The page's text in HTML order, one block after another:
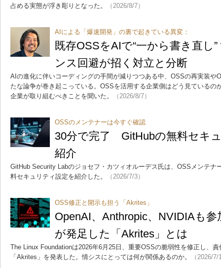
占める実態が浮き彫りとなった。
（2026/8/7）
AIによる「爆速開発」の裏で起きている異変：
既存OSSをAIで“一から書き直
ンス回避が招く対立と分断
AIの進化に伴いコーディングの手間が減りつつある中、OSSの再実装や
たな論争が巻き起こっている。OSSを活用する企業側はどう見ているの
企業が取り組むべきことを聞いた。
（2026/8/7）
OSSのメンテナーは今すぐ確認
30分で完了 GitHubの無料セキ
紹介
GitHub Security Labのジョセフ・カツィオルーデス氏は、OSSメンテナ
料セキュリティ設定を紹介した。
（2026/7/3）
OSS修正と開示も担う「Akrites」
OpenAI、Anthropic、NVIDIAも
が発足した「Akrites」とは
The Linux Foundationは2026年6月25日、重要OSSの脆弱性を修正し、
「Akrites」を発表した。情シスにとっては何が関係あるのか。
（2026/7/